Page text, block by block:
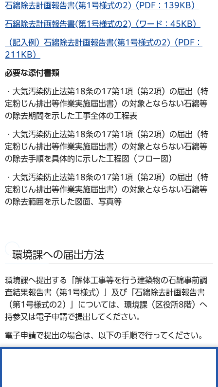
石綿除去計画報告書(第1号様式の2)（PDF：139KB）
石綿除去計画報告書(第1号様式の2)（ワード：45KB）
（記入例）石綿除去計画報告書(第1号様式の2)（PDF：
211KB）
必要な添付書類
・大気汚染防止法第18条の17第1項（第2項）の届出（特
定粉じん排出等作業実施届出書）の対象とならない石綿等
の除去期間を示した工事全体の工程表
・大気汚染防止法第18条の17第1項（第2項）の届出（特
定粉じん排出等作業実施届出書）の対象とならない石綿等
の除去手順を具体的に示した工程図（フロー図）
・大気汚染防止法第18条の17第1項（第2項）の届出（特
定粉じん排出等作業実施届出書）の対象とならない石綿等
の除去範囲を示した図面、写真等
環境課への届出方法
環境課へ提出する「解体工事等を行う建築物の石綿事前調
査結果報告書（第1号様式）」及び「石綿除去計画報告書
（第1号様式の2）」については、環境課（区役所8階）へ
持参又は電子申請で提出してください。
電子申請で提出の場合は、以下の手順で行ってください。